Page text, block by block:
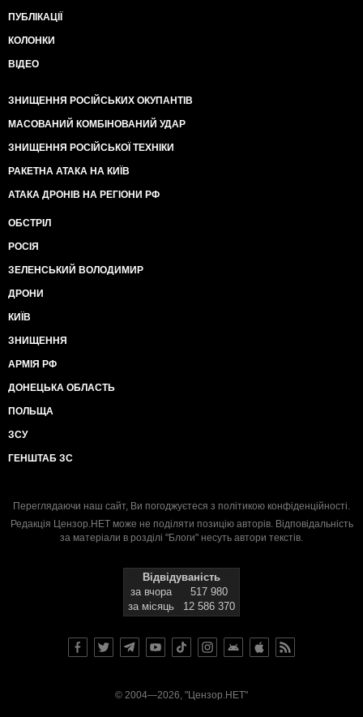
ПУБЛІКАЦІЇ
КОЛОНКИ
ВІДЕО
ЗНИЩЕННЯ РОСІЙСЬКИХ ОКУПАНТІВ
МАСОВАНИЙ КОМБІНОВАНИЙ УДАР
ЗНИЩЕННЯ РОСІЙСЬКОЇ ТЕХНІКИ
РАКЕТНА АТАКА НА КИЇВ
АТАКА ДРОНІВ НА РЕГІОНИ РФ
ОБСТРІЛ
РОСІЯ
ЗЕЛЕНСЬКИЙ ВОЛОДИМИР
ДРОНИ
КИЇВ
ЗНИЩЕННЯ
АРМІЯ РФ
ДОНЕЦЬКА ОБЛАСТЬ
ПОЛЬЩА
ЗСУ
ГЕНШТАБ ЗС
Переглядаючи наш сайт, Ви погоджуєтеся з політикою конфіденційності.
Редакція Цензор.НЕТ може не поділяти позицію авторів. Відповідальність
за матеріали в розділі "Блоги" несуть автори текстів.
Відвідуваність
за вчора
517 980
за місяць
12 586 370
© 2004—2026, "Цензор.НЕТ"